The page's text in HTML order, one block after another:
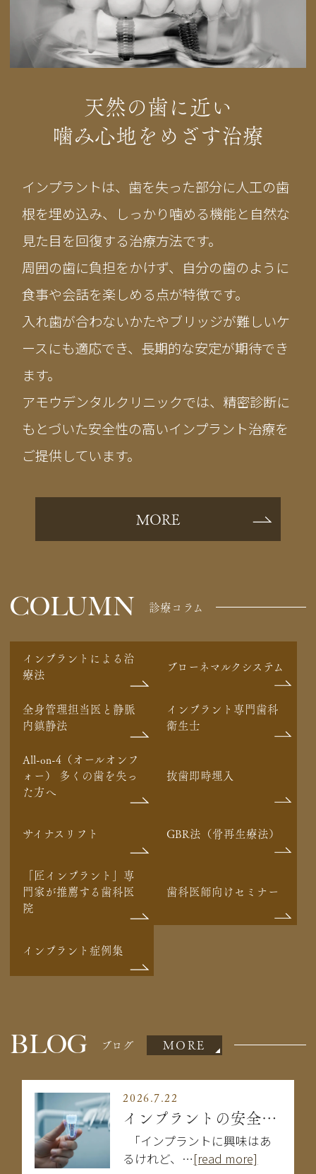
天然の歯に近い
噛み心地をめざす治療
インプラントは、歯を失った部分に人工の歯
根を埋め込み、しっかり噛める機能と自然な
見た目を回復する治療方法です。
周囲の歯に負担をかけず、自分の歯のように
食事や会話を楽しめる点が特徴です。
入れ歯が合わないかたやブリッジが難しいケ
ースにも適応でき、長期的な安定が期待でき
ます。
アモウデンタルクリニックでは、精密診断に
もとづいた安全性の高いインプラント治療を
ご提供しています。
MORE
COLUMN 診療コラム
インプラントによる治
療法
ブローネマルクシステム
全身管理担当医と静脈
内鎮静法
インプラント専門歯科
衛生士
All-on-4（オールオンフ
ォー） 多くの歯を失っ
た方へ
抜歯即時埋入
サイナスリフト GBR法（骨再生療法）
「匠インプラント」専
門家が推薦する歯科医
院
歯科医師向けセミナー
インプラント症例集
BLOG ブログ MORE
2026.7.22
インプラントの安全性は大丈夫？失敗を防ぐために知るべきこと
「インプラントに興味はあ
るけれど、…[read more]